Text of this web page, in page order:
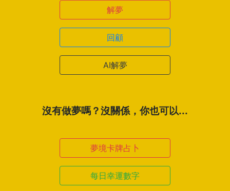
解夢
回顧
AI解夢
沒有做夢嗎？沒關係，你也可以...
夢境卡牌占卜
每日幸運數字